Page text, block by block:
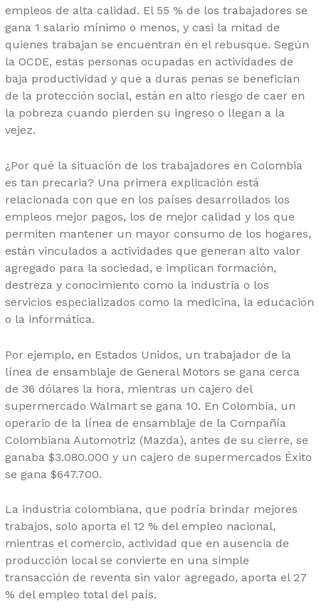
empleos de alta calidad. El 55 % de los trabajadores se
gana 1 salario mínimo o menos, y casi la mitad de
quienes trabajan se encuentran en el rebusque. Según
la OCDE, estas personas ocupadas en actividades de
baja productividad y que a duras penas se benefician
de la protección social, están en alto riesgo de caer en
la pobreza cuando pierden su ingreso o llegan a la
vejez.
¿Por qué la situación de los trabajadores en Colombia
es tan precaria? Una primera explicación está
relacionada con que en los países desarrollados los
empleos mejor pagos, los de mejor calidad y los que
permiten mantener un mayor consumo de los hogares,
están vinculados a actividades que generan alto valor
agregado para la sociedad, e implican formación,
destreza y conocimiento como la industria o los
servicios especializados como la medicina, la educación
o la informática.
Por ejemplo, en Estados Unidos, un trabajador de la
línea de ensamblaje de General Motors se gana cerca
de 36 dólares la hora, mientras un cajero del
supermercado Walmart se gana 10. En Colombia, un
operario de la línea de ensamblaje de la Compañía
Colombiana Automotriz (Mazda), antes de su cierre, se
ganaba $3.080.000 y un cajero de supermercados Éxito
se gana $647.700.
La industria colombiana, que podría brindar mejores
trabajos, solo aporta el 12 % del empleo nacional,
mientras el comercio, actividad que en ausencia de
producción local se convierte en una simple
transacción de reventa sin valor agregado, aporta el 27
% del empleo total del país.